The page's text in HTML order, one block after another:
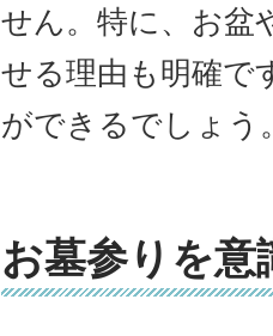
せん。特に、お盆
せる理由も明確で
ができるでしょう。
お墓参りを意